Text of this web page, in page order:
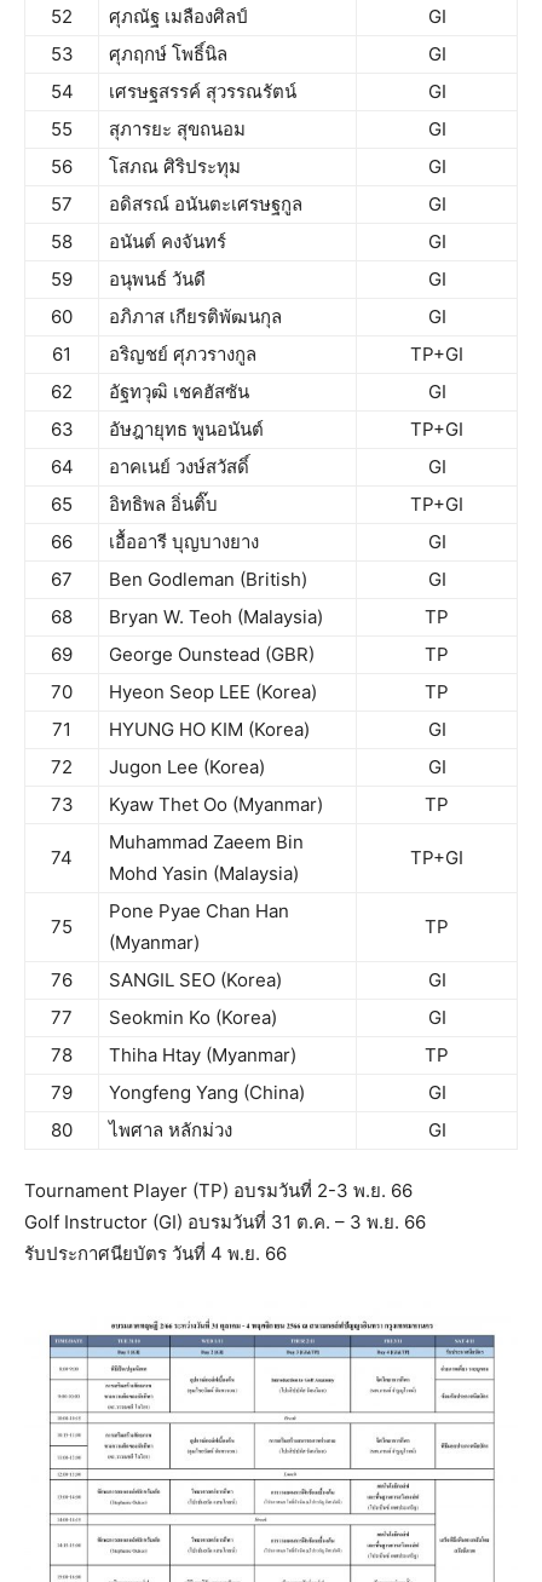
52 ศุภณัฐ เมลืองศิลป์
GI
53
ศุภฤกษ์ โพธิ์นิล
GI
54
เศรษฐสรรค์ สุวรรณรัตน์
GI
55
สุภารยะ สุขถนอม
GI
56
โสภณ ศิริประทุม
GI
57
อดิสรณ์ อนันตะเศรษฐกูล
GI
58
อนันต์ คงจันทร์
GI
59
อนุพนธ์ วันดี
GI
60
อภิภาส เกียรติพัฒนกุล
GI
61
อริญชย์ ศุภวรางกูล
TP+GI
62
อัฐทวุฒิ เชคฮัสซัน
GI
63
อัษฎายุทธ พูนอนันต์
TP+GI
64
อาคเนย์ วงษ์สวัสดิ์
GI
65
อิทธิพล อิ่นติ๊บ
TP+GI
66
เอื้ออารี บุญบางยาง
GI
67
Ben Godleman (British)
GI
68
Bryan W. Teoh (Malaysia)
TP
69
George Ounstead (GBR)
TP
70
Hyeon Seop LEE (Korea)
TP
71
HYUNG HO KIM (Korea)
GI
72
Jugon Lee (Korea)
GI
73
Kyaw Thet Oo (Myanmar) TP
74
Muhammad Zaeem Bin
Mohd Yasin (Malaysia)
TP+GI
75
Pone Pyae Chan Han
(Myanmar)
TP
76 SANGIL SEO (Korea)
GI
77
Seokmin Ko (Korea)
GI
78
Thiha Htay (Myanmar)
TP
79
Yongfeng Yang (China)
GI
80
ไพศาล หลักม่วง GI
Tournament Player (TP) อบรมวันที่ 2-3 พ.ย. 66
Golf Instructor (GI) อบรมวันที่ 31 ต.ค. – 3 พ.ย. 66
รับประกาศนียบัตร วันที่ 4 พ.ย. 66